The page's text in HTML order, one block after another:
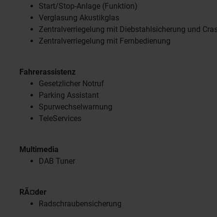
Start/Stop-Anlage (Funktion)
Verglasung Akustikglas
Zentralverriegelung mit Diebstahlsicherung und
Zentralverriegelung mit Fernbedienung
Fahrerassistenz
Gesetzlicher Notruf
Parking Assistant
Spurwechselwarnung
TeleServices
Multimedia
DAB Tuner
RÃ¤der
Radschraubensicherung